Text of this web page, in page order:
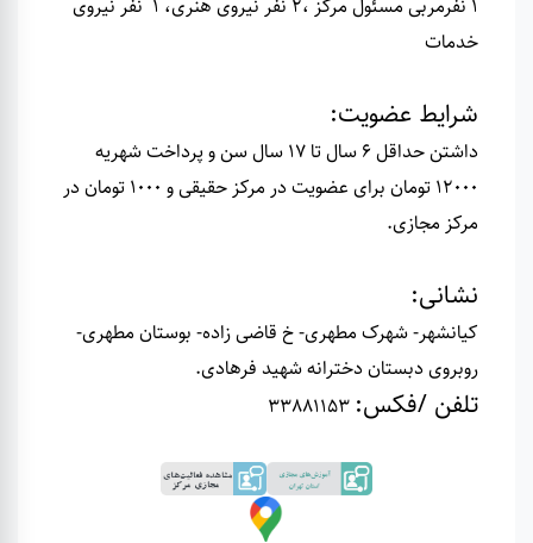
1 نفرمربی مسئول مرکز ،2 نفر نیروی هنری، 1 نفر نیروی
خدمات
شرایط عضویت:
داشتن حداقل 6 سال تا 17 سال سن و پرداخت شهریه
12000 تومان برای عضویت در مرکز حقیقی و 1000 تومان در
مرکز مجازی.
نشانی:
کیانشهر- شهرک مطهری- خ قاضی زاده- بوستان مطهری-
روبروی دبستان دخترانه شهید فرهادی.
تلفن /فکس: